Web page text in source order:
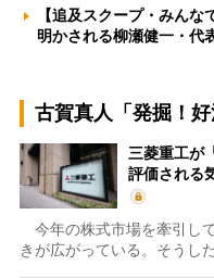
【追及スクープ・みん
明かされる柳瀬健一・代
古賀真人「発掘！好
三菱重工が
評価される
今年の株式市場を牽引し
きが広がっている。そうし